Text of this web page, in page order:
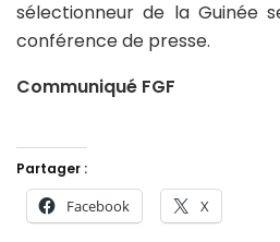
sélectionneur de la Guinée
conférence de presse.
Communiqué FGF
Partager :
Facebook X